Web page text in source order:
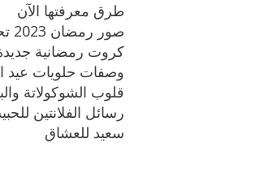
طرق معرفتها الآن
كروت رمضانية
وصفات حلويات عيد
قلوب الشوكولاتة
سعيد للعشاق